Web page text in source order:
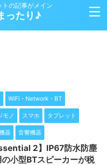
の記事がメイン
ったり♪
WiFi・Network・BT
モノ スマホ タブレット
器 音響機器
2】IP67防水防塵
小型BTスピーカーが税